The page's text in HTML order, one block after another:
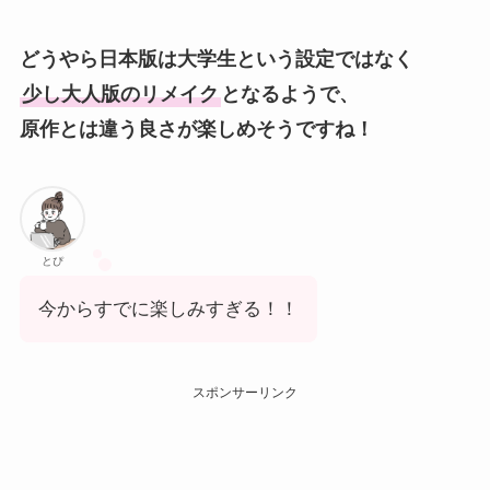
どうやら日本版は大学生という設定ではなく
少し大人版のリメイクとなるようで、
原作とは違う良さが楽しめそうですね！
とぴ
今からすでに楽しみすぎる！！
スポンサーリンク